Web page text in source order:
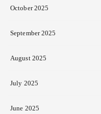
October 2025
September 2025
August 2025
July 2025
June 2025